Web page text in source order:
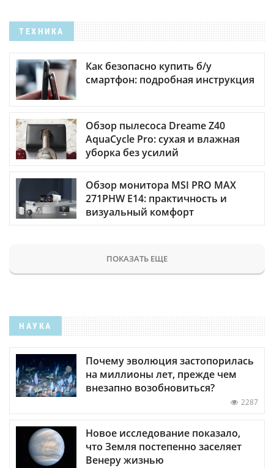
ТЕХНИКА
Как безопасно купить б/у
смартфон: подробная инструкция
Обзор пылесоса Dreame Z40
AquaCycle Pro: сухая и влажная
уборка без усилий
Обзор монитора MSI PRO MAX
271PHW E14: практичность и
визуальный комфорт
ПОКАЗАТЬ ЕЩЕ
НАУКА
Почему эволюция застопорилась
на миллионы лет, прежде чем
внезапно возобновиться?
2287
Новое исследование показало,
что Земля постепенно заселяет
Венеру жизнью